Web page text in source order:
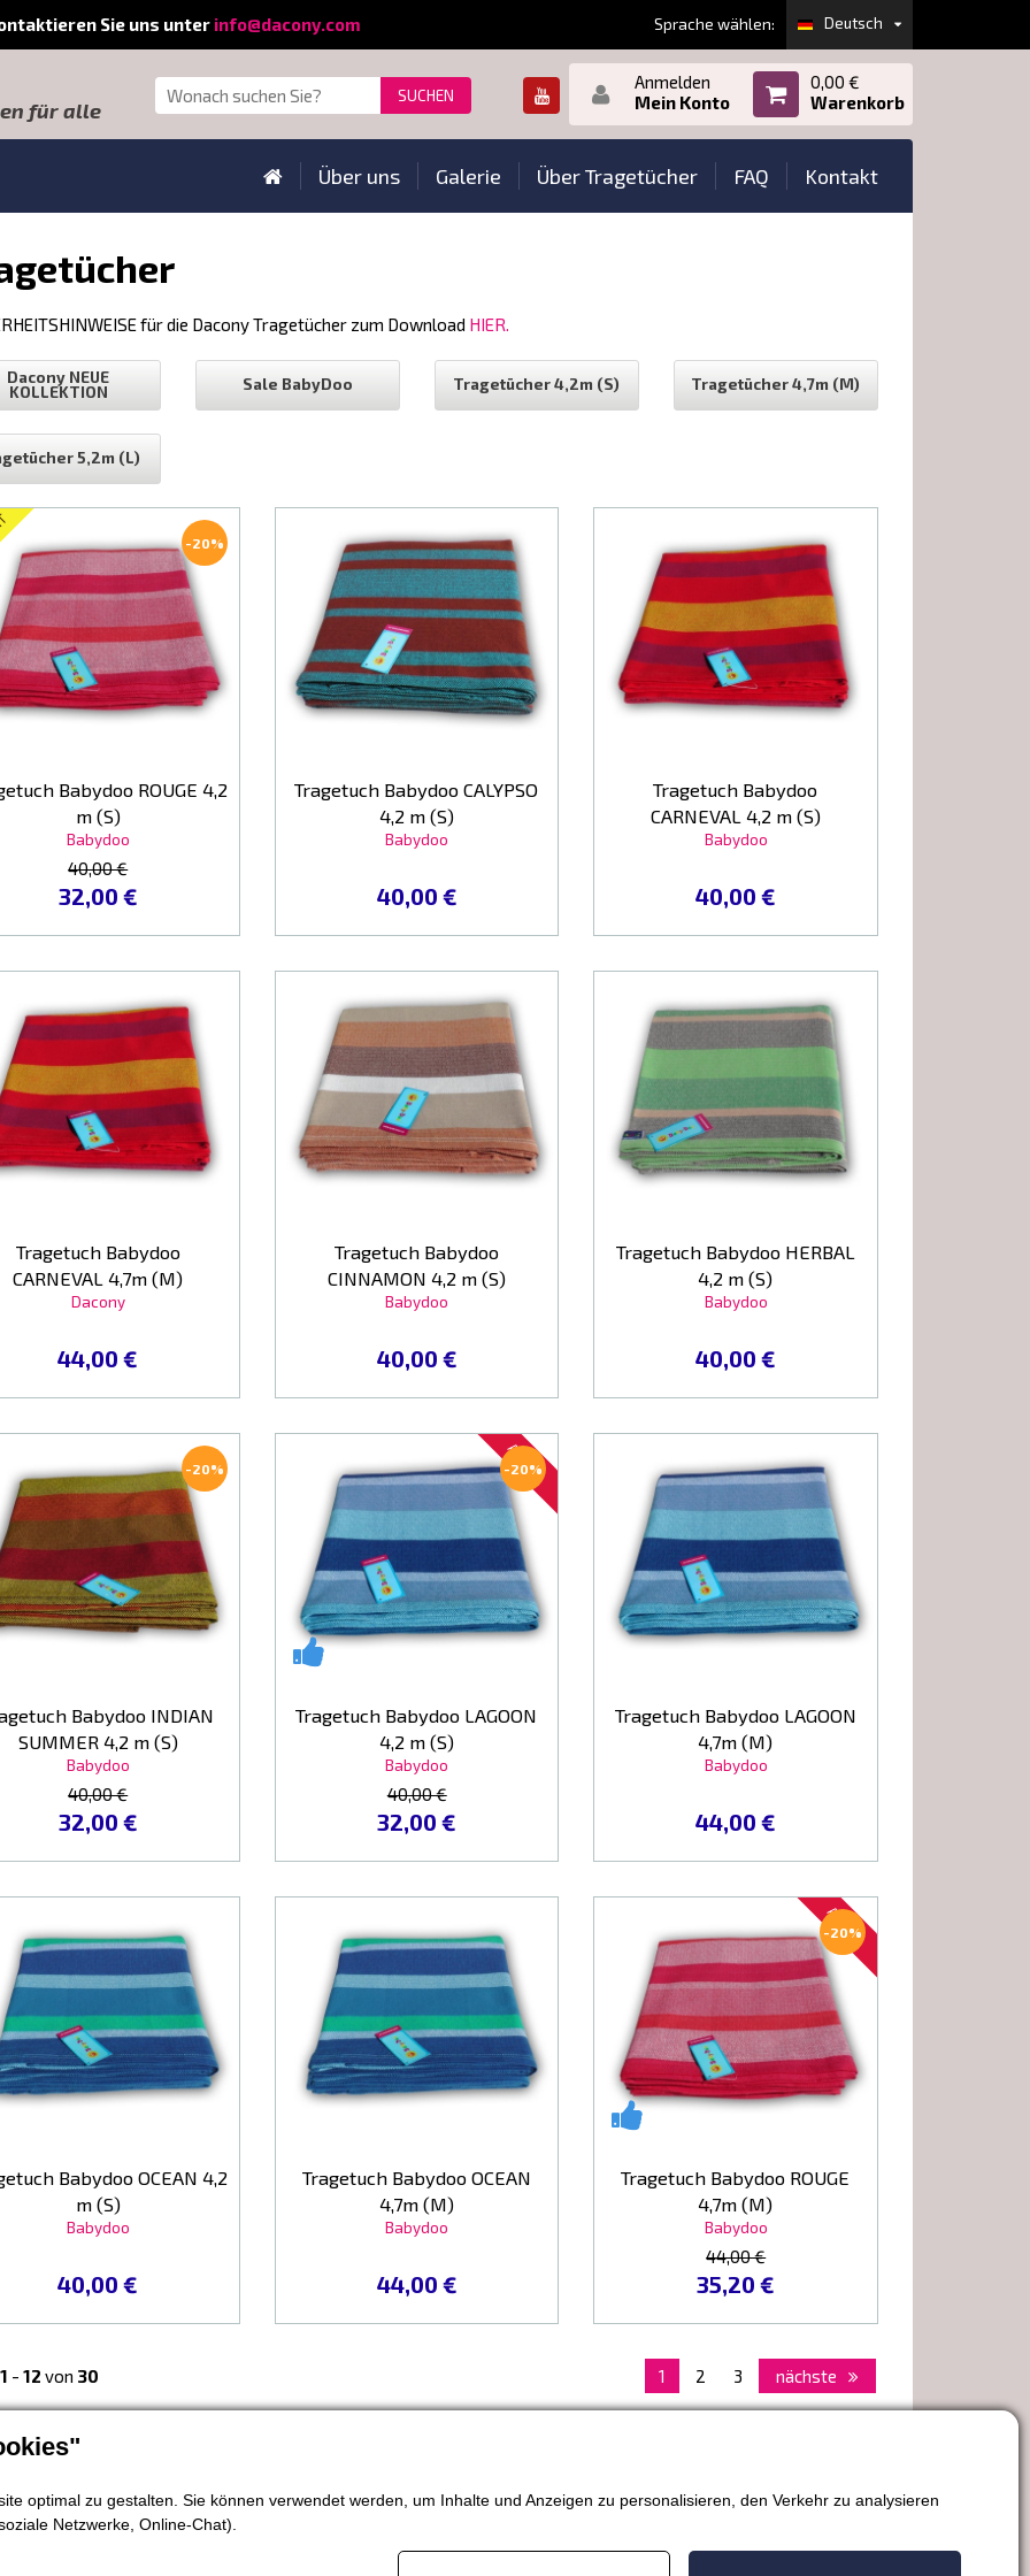
optimal zu gestalten. Sie können verwendet werden, um Inhalte und Anzeigen zu personalisieren, den Verkehr zu analysieren
Netzwerke, Online-Chat).
Sprache wählen: Deutsch
Sie uns unter info@dacony.com
für alle
0,00 €
Warenkorb
Anmelden
Mein Konto
Über uns Galerie Über Tragetücher FAQ Kontakt
für die Dacony Tragetücher zum Download HIER.
Dacony NEUE
KOLLEKTION
Sale BabyDoo Tragetücher 4,2m (S) Tragetücher 4,7m (M)
5,2m (L)
-20%
Babydoo ROUGE 4,2
m (S)
Babydoo
40,00 €
32,00 €
Tragetuch Babydoo CALYPSO
4,2 m (S)
Babydoo
40,00 €
Tragetuch Babydoo
CARNEVAL 4,2 m (S)
Babydoo
40,00 €
Tragetuch Babydoo
CARNEVAL 4,7m (M)
Dacony
44,00 €
Tragetuch Babydoo
CINNAMON 4,2 m (S)
Babydoo
40,00 €
Tragetuch Babydoo HERBAL
4,2 m (S)
Babydoo
40,00 €
-20%
Babydoo INDIAN
SUMMER 4,2 m (S)
Babydoo
40,00 €
32,00 €
AKTION
-20%
Tragetuch Babydoo LAGOON
4,2 m (S)
Babydoo
40,00 €
32,00 €
Tragetuch Babydoo LAGOON
4,7m (M)
Babydoo
44,00 €
Babydoo OCEAN 4,2
m (S)
Babydoo
40,00 €
Tragetuch Babydoo OCEAN
4,7m (M)
Babydoo
44,00 €
AKTION
-20%
Tragetuch Babydoo ROUGE
4,7m (M)
Babydoo
44,00 €
35,20 €
1 - 12 von 30 1 2 3 nächste
Widerruf des Kaufvertrags